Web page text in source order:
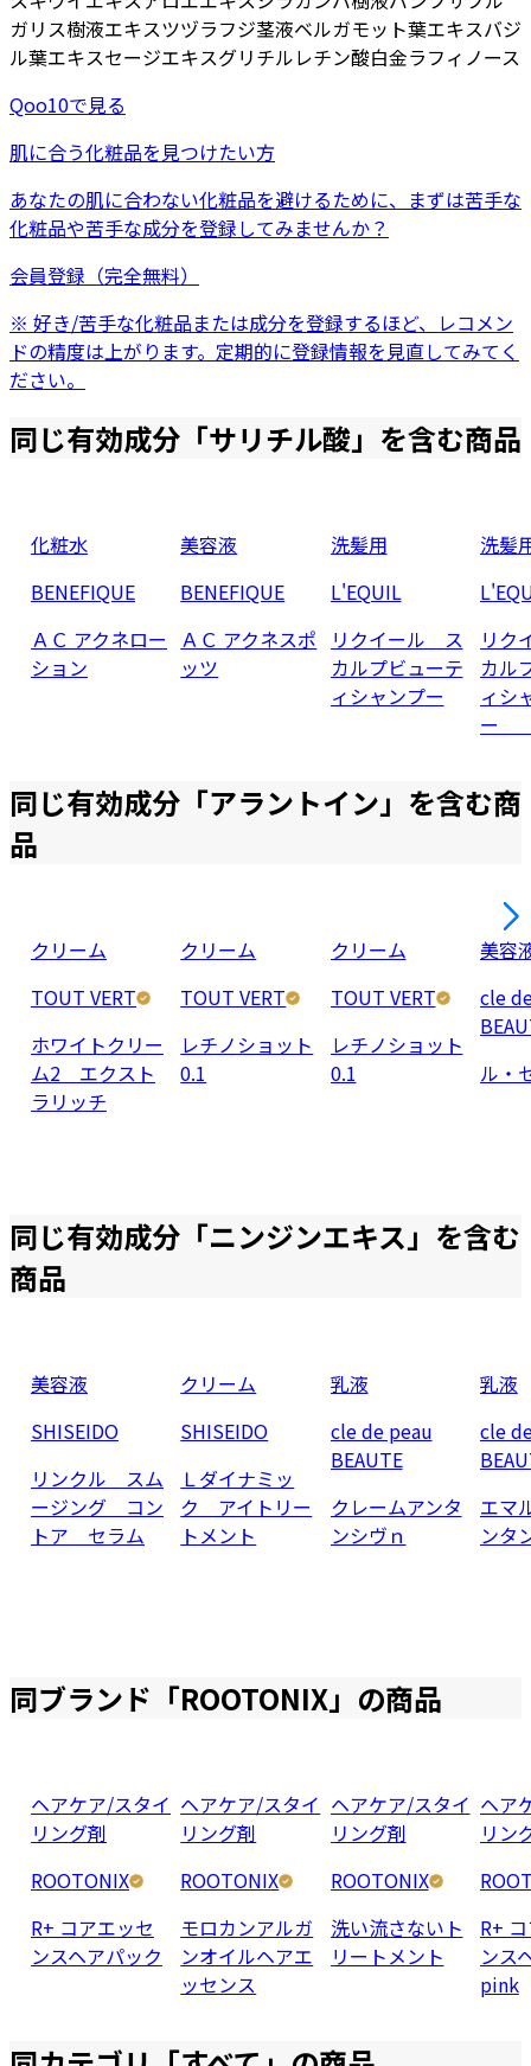
ガリス樹液エキスツヅラフジ茎液ベルガモット葉エキスバジ
ル葉エキスセージエキスグリチルレチン酸白金ラフィノース
Qoo10で見る
肌に合う化粧品を見つけたい方
あなたの肌に合わない化粧品を避けるために、まずは苦手な
化粧品や苦手な成分を登録してみませんか？
会員登録（完全無料）
※ 好き/苦手な化粧品または成分を登録するほど、レコメン
ドの精度は上がります。定期的に登録情報を見直してみてく
ださい。
同じ有効成分「サリチル酸」を含む商品
化粧水
BENEFIQUE
ＡＣ アクネロー
ション
美容液
BENEFIQUE
ＡＣ アクネスポ
ッツ
洗髪用
L'EQUIL
リクイール ス
カルプビューテ
ィシャンプー
洗髪
リク
カル
ィシ
ー
同じ有効成分「アラントイン」を含む商
品
クリーム
TOUT VERT
ホワイトクリー
ム2 エクスト
ラリッチ
クリーム
TOUT VERT
レチノショット
0.1
クリーム
TOUT VERT
レチノショット
0.1
美容
cle
ル・
同じ有効成分「ニンジンエキス 」を含む
商品
美容液
SHISEIDO
リンクル スム
ージング コン
トア セラム
クリーム
SHISEIDO
Ｌダイナミッ
ク アイトリー
トメント
乳液
cle de peau
BEAUTE
クレームアンタ
ンシヴｎ
乳液
cle
エマ
ンタ
同ブランド「ROOTONIX」の商品
ヘアケア/スタイ
リング剤
ROOTONIX
R+ コアエッセ
ンスヘアパック
ヘアケア/スタイ
リング剤
ROOTONIX
モロカンアルガ
ンオイルヘアエ
ッセンス
ヘアケア/スタイ
リング剤
ROOTONIX
洗い流さないト
リートメント
ヘア
リン
R+
ンス
pink